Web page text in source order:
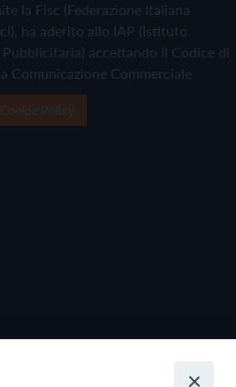
la Fisc (Federazione Italiana
ha aderito allo IAP (Istituto
accettando il Codice di
Comunicazione Commerciale